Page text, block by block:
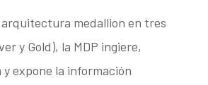
arquitectura medallion en tres
y Gold), la MDP ingiere,
expone la información